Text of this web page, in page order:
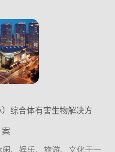
最贵的，但它一定是可靠
信赖的，...
综合体有害生物解决方
案